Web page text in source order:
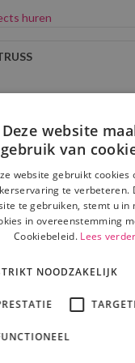
GEWENSTE
IN
Roosendaal bieden
huren in
Deze website
gebruik van
website gebruikt cookies
te verbeteren.
te gebruiken, stemt u in
in overeenstemming
Cookiebeleid. Lees verder
NOODZAKELIJK